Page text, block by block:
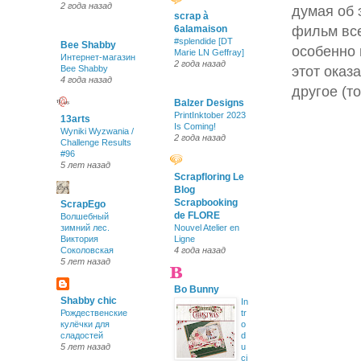
думая об
фильм
особенно
этот
другое
2 года назад
Bee Shabby
Интернет-магазин
Bee Shabby
4 года назад
13arts
Wyniki Wyzwania /
Challenge Results
#96
5 лет назад
ScrapEgo
Волшебный
зимний лес.
Виктория
Соколовская
5 лет назад
Shabby chic
Рождественские
кулёчки для
сладостей
5 лет назад
scrap à
6alamaison
#splendide [DT
Marie LN Geffray]
2 года назад
Balzer Designs
PrintInktober 2023
Is Coming!
2 года назад
Scrapfloring Le
Blog
Scrapbooking
de FLORE
Nouvel Atelier en
Ligne
4 года назад
Bo Bunny
In
tr
o
d
u
ci